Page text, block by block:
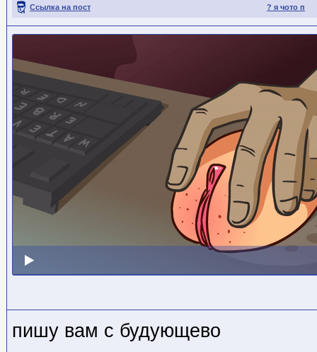
? я чото п
Ссылка на пост
пишу вам с будующево